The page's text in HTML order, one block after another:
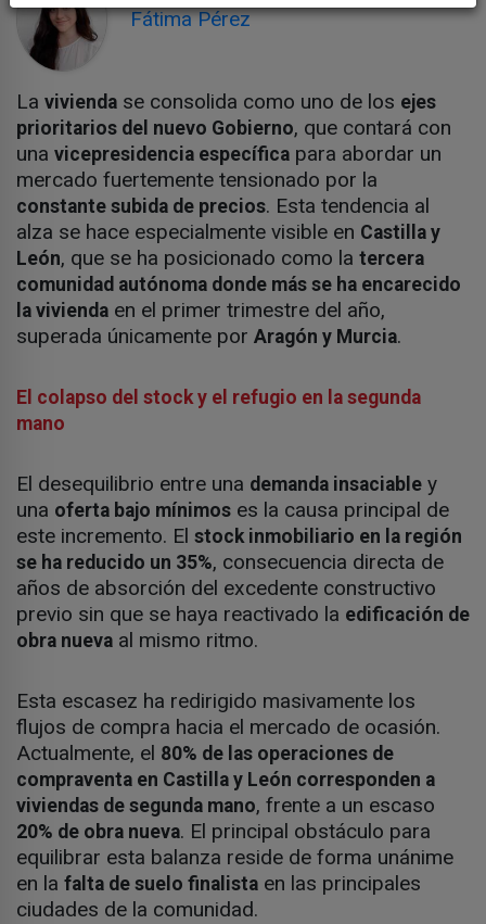
Fátima Pérez
La vivienda se consolida como uno de los ejes
prioritarios del nuevo Gobierno, que contará con
una vicepresidencia específica para abordar un
mercado fuertemente tensionado por la
constante subida de precios. Esta tendencia al
alza se hace especialmente visible en Castilla y
León, que se ha posicionado como la tercera
comunidad autónoma donde más se ha encarecido
la vivienda en el primer trimestre del año,
superada únicamente por Aragón y Murcia.
El colapso del stock y el refugio en la segunda
mano
El desequilibrio entre una demanda insaciable y
una oferta bajo mínimos es la causa principal de
este incremento. El stock inmobiliario en la región
se ha reducido un 35%, consecuencia directa de
años de absorción del excedente constructivo
previo sin que se haya reactivado la edificación de
obra nueva al mismo ritmo.
Esta escasez ha redirigido masivamente los
flujos de compra hacia el mercado de ocasión.
Actualmente, el 80% de las operaciones de
compraventa en Castilla y León corresponden a
viviendas de segunda mano, frente a un escaso
20% de obra nueva. El principal obstáculo para
equilibrar esta balanza reside de forma unánime
en la falta de suelo finalista en las principales
ciudades de la comunidad.